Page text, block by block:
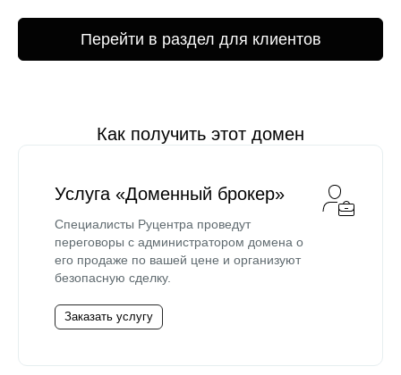
Перейти в раздел для клиентов
Как получить этот домен
Услуга «Доменный брокер»
Специалисты Руцентра проведут
переговоры с администратором домена о
его продаже по вашей цене и организуют
безопасную сделку.
Заказать услугу